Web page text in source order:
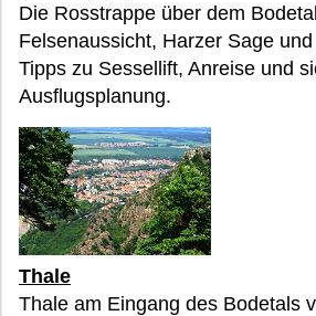
Die Rosstrappe über dem
Felsenaussicht, Harzer Sage
Tipps zu Sessellift, Anreise und
Ausflugsplanung.
Thale
Thale am Eingang des Bodetals